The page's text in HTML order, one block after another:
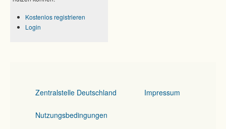
Kostenlos registrieren
Login
Zentralstelle Deutschland Impressum
Nutzungsbedingungen